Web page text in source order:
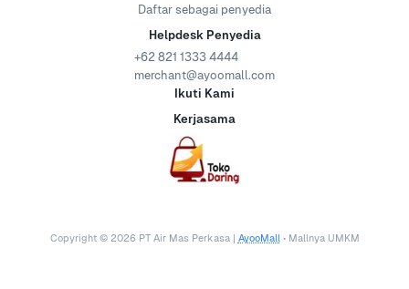
Daftar sebagai penyedia
Helpdesk Penyedia
+62 821 1333 4444
merchant@ayoomall.com
Ikuti Kami
Kerjasama
Copyright © 2026 PT Air Mas Perkasa | AyooMall • Mallnya UMKM